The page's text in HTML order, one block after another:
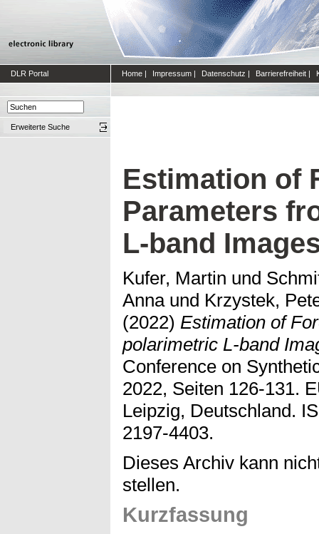
DLR Portal Home | Impressum | Datenschutz | Barrierefreiheit |
Erweiterte Suche
Estimation of
Parameters
L-band
Kufer, Martin und
Annaund Krzystek,
(2022) Estimation of
polarimetric L-band
Conference on
2022, Seiten 126-131.
Leipzig, Deutschland.
2197-4403.
Dieses Archiv kann
stellen.
Kurzfassung